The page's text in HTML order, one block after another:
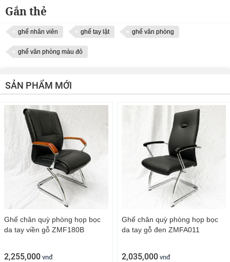
Kích thước (DxRxC) : 64x64x107(cm)
Bảo hành : 12 tháng
Gắn thẻ
ghế nhân viên ghế tay lật ghế văn phòng
ghế văn phòng màu đỏ
SẢN PHẨM MỚI
Ghế chân quỳ phòng họp bọc
da tay viền gỗ ZMF180B
2,255,000 vnđ
Ghế chân quỳ phòng họp bọc
da tay gỗ đen ZMFA011
2,035,000 vnđ